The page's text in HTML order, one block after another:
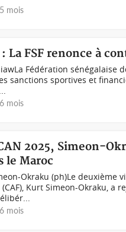
mois
: La FSF renonce à
Fédération sénégalaise
sanctions sportives et
mois
2025, Simeon-
le Maroc
Okraku (ph)Le deuxième
(CAF), Kurt Simeon-Okraku, a
mois